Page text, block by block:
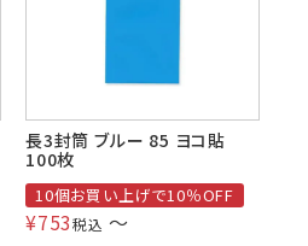
長3封筒 ブルー 85 ヨコ貼
100枚
10個お買い上げで10％OFF
¥753税込 〜